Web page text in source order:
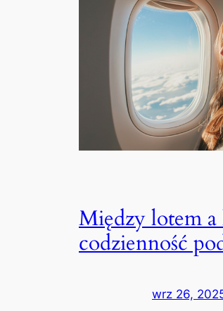
Między lotem a
codzienność
wrz 26,